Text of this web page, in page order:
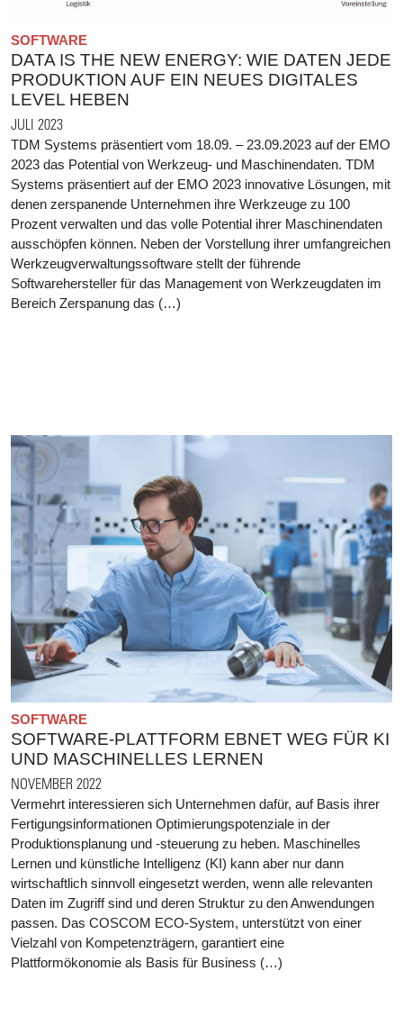
SOFTWARE
DATA IS THE NEW ENERGY: WIE DATEN JEDE
PRODUKTION AUF EIN NEUES DIGITALES
LEVEL HEBEN
JULI 2023
TDM Systems präsentiert vom 18.09. – 23.09.2023 auf der EMO
2023 das Potential von Werkzeug- und Maschinendaten. TDM
Systems präsentiert auf der EMO 2023 innovative Lösungen, mit
denen zerspanende Unternehmen ihre Werkzeuge zu 100
Prozent verwalten und das volle Potential ihrer Maschinendaten
ausschöpfen können. Neben der Vorstellung ihrer umfangreichen
Werkzeugverwaltungssoftware stellt der führende
Softwarehersteller für das Management von Werkzeugdaten im
Bereich Zerspanung das (…)
SOFTWARE
SOFTWARE-PLATTFORM EBNET WEG FÜR KI
UND MASCHINELLES LERNEN
NOVEMBER 2022
Vermehrt interessieren sich Unternehmen dafür, auf Basis ihrer
Fertigungsinformationen Optimierungspotenziale in der
Produktionsplanung und -steuerung zu heben. Maschinelles
Lernen und künstliche Intelligenz (KI) kann aber nur dann
wirtschaftlich sinnvoll eingesetzt werden, wenn alle relevanten
Daten im Zugriff sind und deren Struktur zu den Anwendungen
passen. Das COSCOM ECO-System, unterstützt von einer
Vielzahl von Kompetenzträgern, garantiert eine
Plattformökonomie als Basis für Business (…)